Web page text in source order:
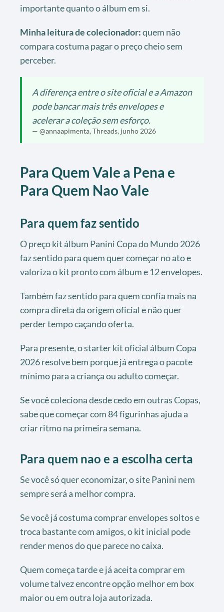
importante quanto o álbum em si.
Minha leitura de colecionador:quem não
compara costuma pagar o preço cheio sem
perceber.
A diferença entre o site oficial e a Amazon
pode bancar mais três envelopes e
acelerar a coleção sem esforço.
— @annaapimenta, Threads, junho 2026
Para Quem Vale a Pena e
Para Quem Nao Vale
Para quem faz sentido
O preço kit álbum Panini Copa do Mundo 2026
faz sentido para quem quer começar no ato e
valoriza o kit pronto com álbum e 12 envelopes.
Também faz sentido para quem confia mais na
compra direta da origem oficial e não quer
perder tempo caçando oferta.
Para presente, o starter kit oficial álbum Copa
2026 resolve bem porque já entrega o pacote
mínimo para a criança ou adulto começar.
Se você coleciona desde cedo em outras Copas,
sabe que começar com 84 figurinhas ajuda a
criar ritmo na primeira semana.
Para quem nao e a escolha certa
Se você só quer economizar, o site Panini nem
sempre será a melhor compra.
Se você já costuma comprar envelopes soltos e
troca bastante com amigos, o kit inicial pode
render menos do que parece no caixa.
Quem começa tarde e já aceita comprar em
volume talvez encontre opção melhor em box
maior ou em outra loja autorizada.